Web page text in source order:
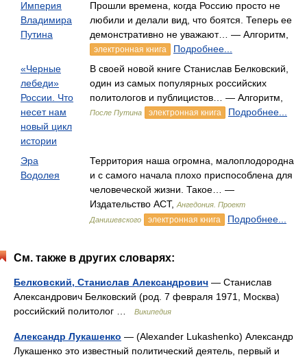
Империя
Владимира
Путина
Прошли времена, когда Россию просто не
любили и делали вид, что боятся. Теперь ее
демонстративно не уважают… — Алгоритм,
электронная книга
Подробнее...
«Черные
лебеди»
России. Что
несет нам
новый цикл
истории
В своей новой книге Станислав Белковский,
один из самых популярных российских
политологов и публицистов… — Алгоритм,
После Путина электронная книга Подробнее...
Эра
Водолея
Территория наша огромна, малоплодородна
и с самого начала плохо приспособлена для
человеческой жизни. Такое… —
Издательство АСТ, Ангедония. Проект
Данишевского
электронная книга Подробнее...
См. также в других словарях:
Белковский, Станислав Александрович — Станислав
Александрович Белковский (род. 7 февраля 1971, Москва)
российский политолог …
Википедия
Александр Лукашенко — (Alexander Lukashenko) Александр
Лукашенко это известный политический деятель, первый и